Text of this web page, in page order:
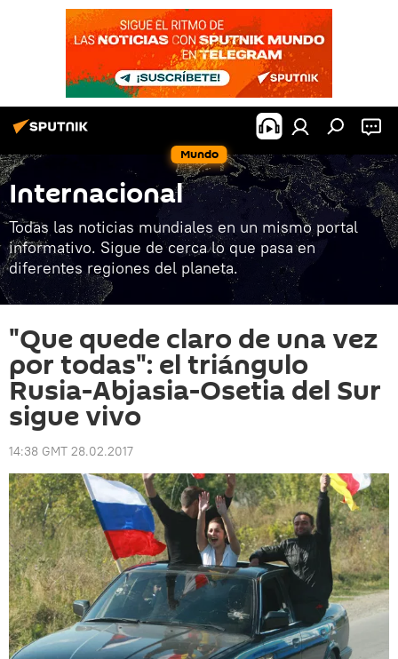
Mundo
Internacional
Todas las noticias mundiales en un mismo portal
informativo. Sigue de cerca lo que pasa en
diferentes regiones del planeta.
"Que quede claro de una vez
por todas": el triángulo
Rusia-Abjasia-Osetia del Sur
sigue vivo
14:38 GMT 28.02.2017